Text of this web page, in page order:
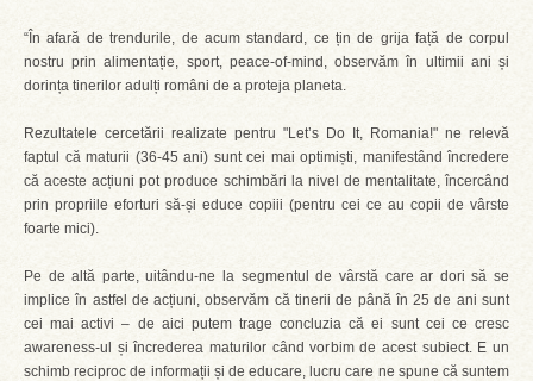
“În afară de trendurile, de acum standard, ce țin de grija față de corpul
nostru prin alimentație, sport, peace-of-mind, observăm în ultimii ani și
dorința tinerilor adulți români de a proteja planeta.
Rezultatele cercetării realizate pentru "Let’s Do It, Romania!" ne relevă
faptul că maturii (36-45 ani) sunt cei mai optimiști, manifestând încredere
că aceste acțiuni pot produce schimbări la nivel de mentalitate, încercând
prin propriile eforturi să-și educe copiii (pentru cei ce au copii de vârste
foarte mici).
Pe de altă parte, uitându-ne la segmentul de vârstă care ar dori să se
implice în astfel de acțiuni, observăm că tinerii de până în 25 de ani sunt
cei mai activi – de aici putem trage concluzia că ei sunt cei ce cresc
awareness-ul și încrederea maturilor când vorbim de acest subiect. E un
schimb reciproc de informații și de educare, lucru care ne spune că suntem